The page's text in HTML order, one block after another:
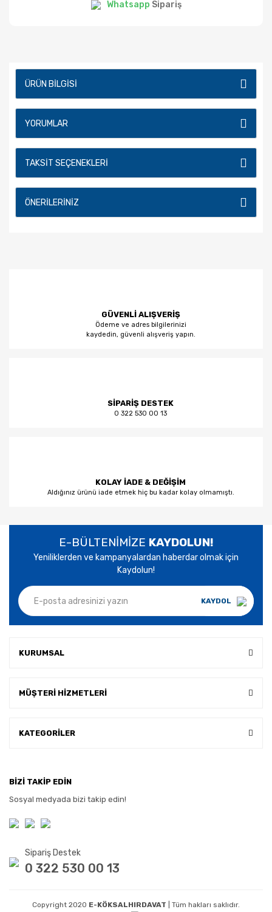
Whatsapp Sipariş
ÜRÜN BILGISI
YORUMLAR
TAKSIT SEÇENEKLERI
ÖNERILERINIZ
GÜVENLİ ALIŞVERİŞ
Ödeme ve adres bilgilerinizi
kaydedin, güvenli alışveriş yapın.
SİPARİŞ DESTEK
0 322 530 00 13
KOLAY İADE & DEĞİŞİM
Aldığınız ürünü iade etmek hiç bu kadar kolay olmamıştı.
E-BÜLTENİMİZE KAYDOLUN!
Yeniliklerden ve kampanyalardan haberdar olmak için
Kaydolun!
KAYDOL
KURUMSAL
MÜŞTERİ HİZMETLERİ
KATEGORİLER
BİZİ TAKİP EDİN
Sosyal medyada bizi takip edin!
Sipariş Destek
0 322 530 00 13
Copyright 2020 E-KÖKSALHIRDAVAT | Tüm hakları saklıdır.